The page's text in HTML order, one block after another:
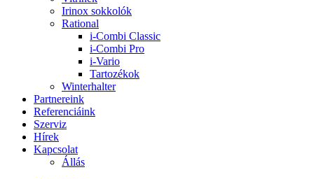
Irinox sokkolók
Rational
i-Combi Classic
i-Combi Pro
i-Vario
Tartozékok
Winterhalter
Partnereink
Referenciáink
Szerviz
Hírek
Kapcsolat
Állás